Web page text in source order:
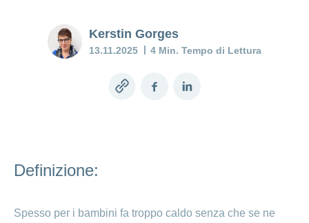
gravidanza
Diagnostica
post-parto:
quando il
potete
PrestazioniKerstin Gorges
13.11.2025 4 Min. Tempo di Lettura
Copy
FacebookLinkedIn
Definizione:
Spesso per i bambini fa troppo caldo senza che se ne